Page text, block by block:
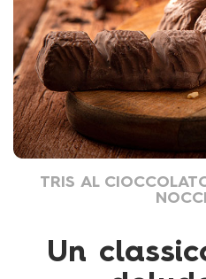
TRIS AL
Un